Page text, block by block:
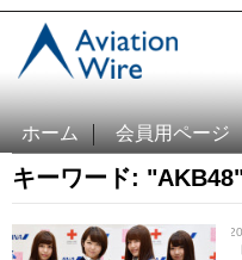
ホーム 会員用ページ
キーワード:
/